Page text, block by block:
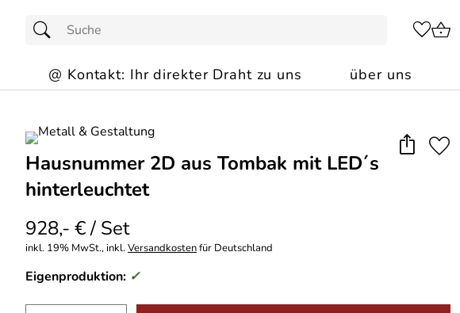
@ Kontakt: Ihr direkter Draht zu uns über uns
Hausnummer 2D aus Tombak mit LED´s
hinterleuchtet
928,- € / Set
inkl. 19% MwSt., inkl.Versandkostenfür Deutschland
Eigenproduktion: ✓